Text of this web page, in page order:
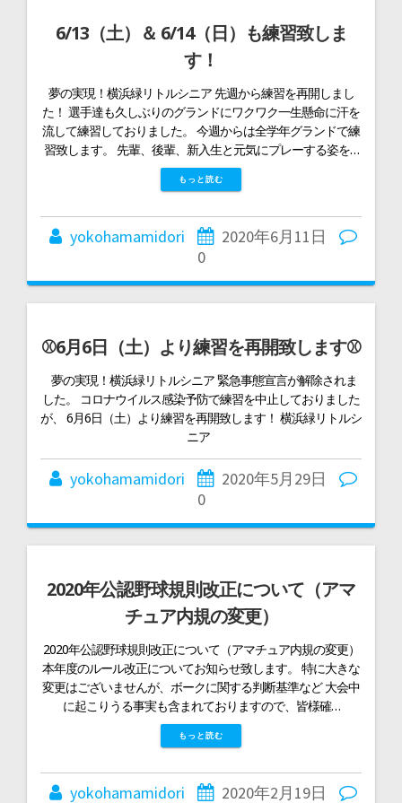
6/13（土）＆ 6/14（日）も練習致しま
す！
夢の実現！横浜緑リトルシニア 先週から練習を再開しまし
た！ 選手達も久しぶりのグランドにワクワク一生懸命に汗を
流して練習しておりました。 今週からは全学年グランドで練
習致します。 先輩、後輩、新入生と元気にプレーする姿を…
もっと読む
yokohamamidori
2020年6月11日
0
⚾6月6日（土）より練習を再開致します⚾
夢の実現！横浜緑リトルシニア 緊急事態宣言が解除されま
した。 コロナウイルス感染予防で練習を中止しておりました
が、 6月6日（土）より練習を再開致します！ 横浜緑リトルシ
ニア
yokohamamidori
2020年5月29日
0
2020年公認野球規則改正について（アマ​
チュア内規の変更）
2020年公認野球規則改正について（アマ​チュア内規の変更）
本年度のルール改正についてお知らせ致します。 特に大きな
変更はございませんが、ボークに関する判断基準など 大会中
に起こりうる事実も含まれておりますので、皆様確…
もっと読む
yokohamamidori
2020年2月19日